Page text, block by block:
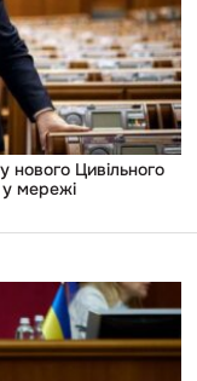
нового Цивільного
мережі